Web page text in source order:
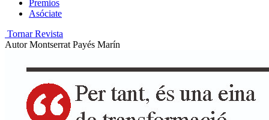
Premios
Asóciate
Tornar Revista
Autor Montserrat Payés Marín